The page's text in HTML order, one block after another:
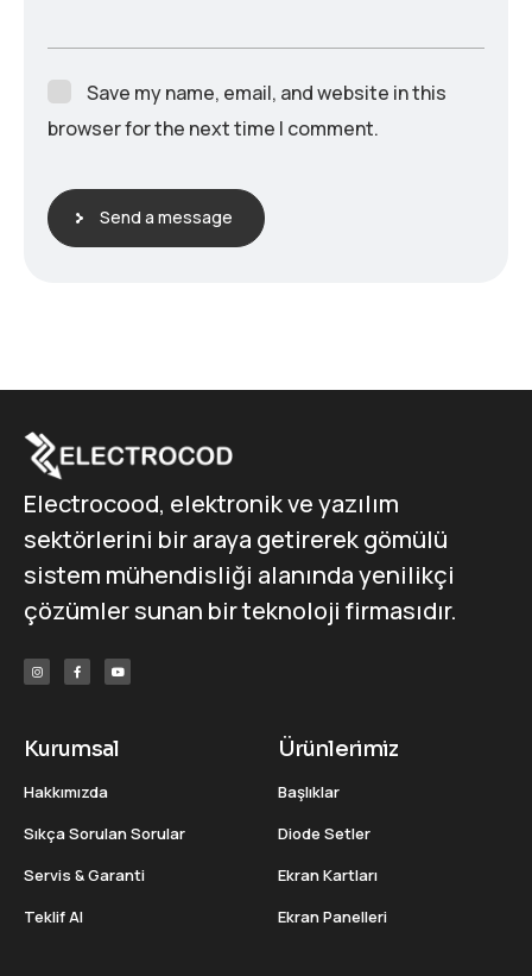
Save my name, email, and website in this
browser for the next time I comment.
Send a message
Electrocood, elektronik ve yazılım
sektörlerini bir araya getirerek gömülü
sistem mühendisliği alanında yenilikçi
çözümler sunan bir teknoloji firmasıdır.
Kurumsal
Hakkımızda
Sıkça Sorulan Sorular
Servis & Garanti
Teklif Al
Ürünlerimiz
Başlıklar
Diode Setler
Ekran Kartları
Ekran Panelleri